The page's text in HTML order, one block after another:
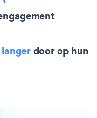
door op hun